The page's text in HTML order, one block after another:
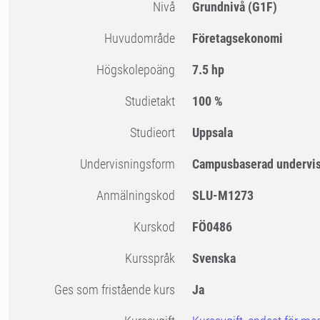
Nivå Grundnivå (G1F)
Huvudområde Företagsekonomi
högskolepoäng 7.5 hp
Studietakt 100 %
Studieort Uppsala
Undervisningsform Campusbaserad
Anmälningskod SLU-M1273
Kurskod FÖ0486
Kursspråk Svenska
Ges som fristående kurs Ja